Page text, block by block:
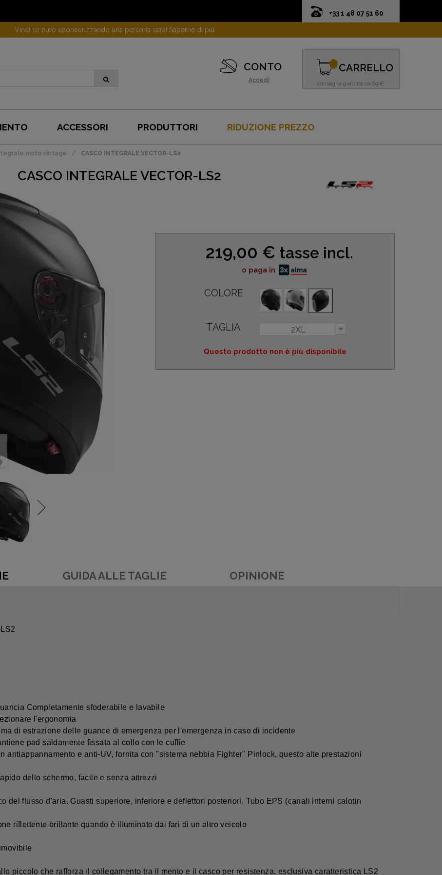
+33 1 48 07 51 60
Vinci 10 euro sponsorizzando una persona cara! Saperne di più
CONTO
Accedi
CARRELLO
consegna gratuita da 69 €
0
ACCESSORI PRODUTTORI RIDUZIONE PREZZO
moto vintage CASCO INTEGRALE VECTOR-LS2
CASCO INTEGRALE VECTOR-LS2
219,00 € tasse incl.
o paga in
COLORE
TAGLIA 2XL
Questo prodotto non è più disponibile
GUIDA ALLE TAGLIE OPINIONE
Completamente sfoderabile e lavabile
l'ergonomia
di estrazione delle guance di emergenza per l'emergenza in caso di incidente
pad saldamente fissata al collo con le cuffie
antiappannamento e anti-UV, fornita con "sistema nebbia Fighter" Pinlock, questo alte prestazioni
dello schermo, facile e senza attrezzi
del flusso d'aria. Guasti superiore, inferiore e deflettori posteriori. Tubo EPS (canali interni calotin
riflettente brillante quando è illuminato dai fari di un altro veicolo
piccolo che rafforza il collegamento tra il mento e il casco per resistenza. esclusiva caratteristica LS2